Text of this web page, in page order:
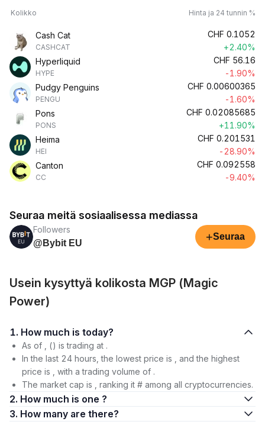
Kolikko Hinta ja 24 tunnin %
Cash Cat
CASHCAT
CHF 0.1052
+2.40%
Hyperliquid
HYPE
CHF 56.16
-1.90%
Pudgy Penguins
PENGU
CHF 0.00600365
-1.60%
Pons
PONS
CHF 0.02085685
+11.90%
Heima
HEI
CHF 0.201531
-28.90%
Canton
CC
CHF 0.092558
-9.40%
Seuraa meitä sosiaalisessa mediassa
Followers
@Bybit EU
+Seuraa
Usein kysyttyä kolikosta MGP (Magic
Power)
1. How much is today?
As of , () is trading at .
In the last 24 hours, the lowest price is , and the highest
price is , with a trading volume of .
The market cap is , ranking it # among all cryptocurrencies.
2. How much is one ?
3. How many are there?